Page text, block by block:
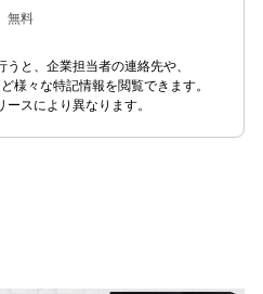
無料
うと、企業担当者の連絡先や、
様々な特記情報を閲覧できます。
スにより異なります。